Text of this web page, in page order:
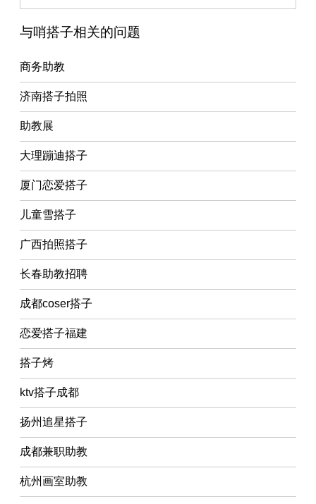
与哨搭子相关的问题
商务助教
济南搭子拍照
助教展
大理蹦迪搭子
厦门恋爱搭子
儿童雪搭子
广西拍照搭子
长春助教招聘
成都coser搭子
恋爱搭子福建
搭子烤
ktv搭子成都
扬州追星搭子
成都兼职助教
杭州画室助教